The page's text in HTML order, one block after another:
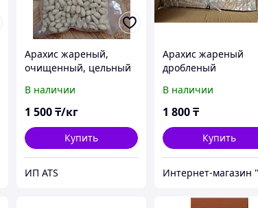
Арахис жареный,
очищенный, цельный
В наличии
1 500₸/кг
Купить
ИП ATS
Арахис жареный
дробленый
В наличии
1 800₸
Купить